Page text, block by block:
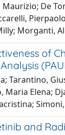
De
Morganti,
of
Tarantino,
Maria Elena;
and